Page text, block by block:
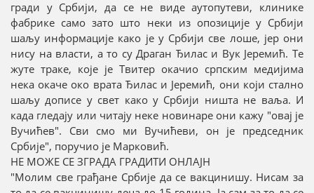
гради у Србији, да се не виде аутопутеви, клинике
фабрике само зато што неки из опозиције у Србији
шаљу информације како је у Србији све лоше, јер они
нису на власти, а то су Драган Ђилас и Вук Јеремић. Те
жуте траке, које је Твитер окачио српским медијима
нека окаче око врата Ђилас и Јеремић, они који стално
шаљу дописе у свет како у Србији ништа не ваља. И
када гледају или читају неке новинаре они кажу "овај је
Вучићев". Сви смо ми Вучићеви, он је председник
Србије", поручио је Марковић.
НЕ МОЖЕ СЕ ЗГРАДА ГРАДИТИ ОНЛАЈН
"Молим све грађане Србије да се вакцинишу. Нисам за